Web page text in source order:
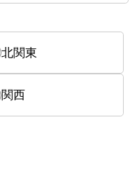
北関東
関西